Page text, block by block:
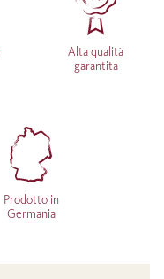
Alta qualità
garantita
Prodotto in
Germania